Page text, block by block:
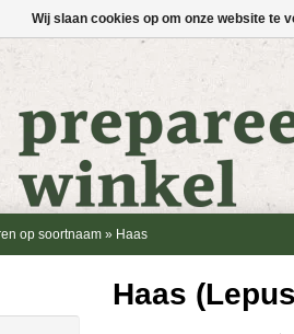
op soortnaam » Haas
Haas
Wij slaan cookies op om onze website te